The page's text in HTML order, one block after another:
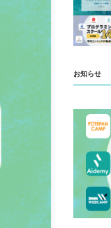
お知らせ